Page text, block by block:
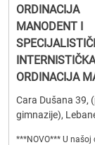
ORDINACIJA
MANODENT I
INTERNISTIČKA
ORDINACIJA
Cara Dušana 39,
gimnazije),
***NOVO*** U našoj